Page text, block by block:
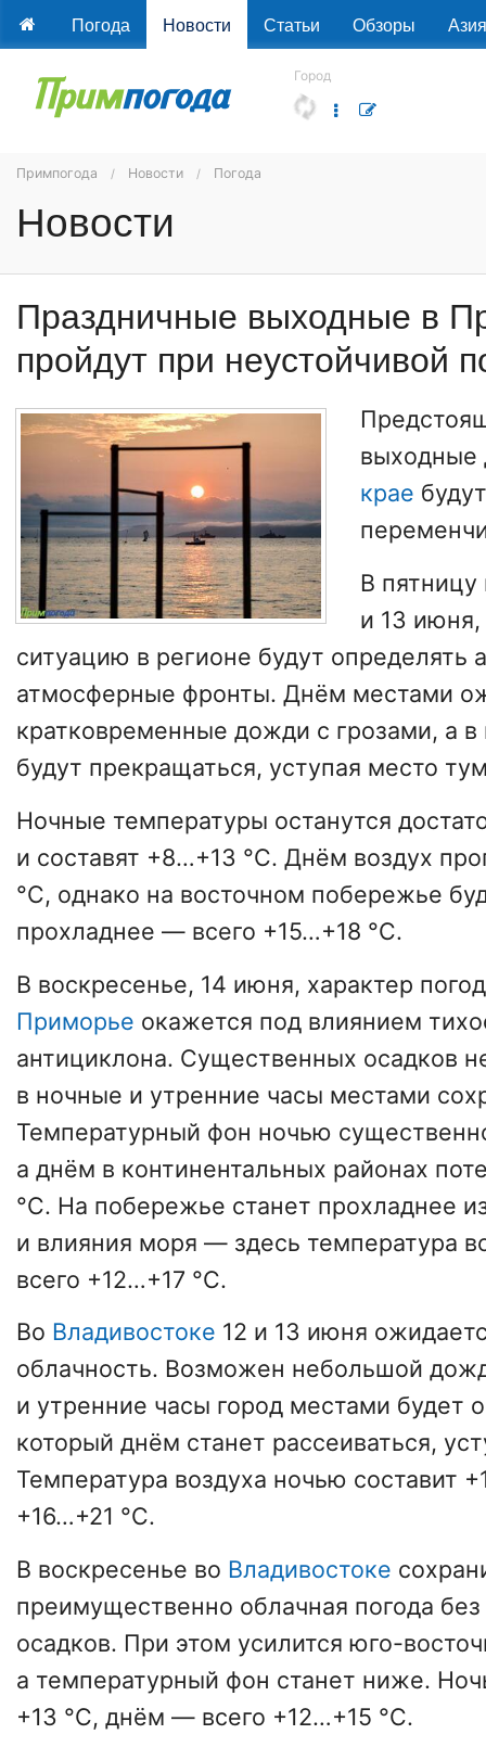
Погода Новости Статьи Обзоры Азия
Город
Примпогода Новости Погода
Новости
Праздничные выходные в
пройдут при неустойчивой
выходные
крае
В пятницу
и 13
ситуацию в регионе будут определять
атмосферные фронты. Днём местами
кратковременные дожди с грозами, а
будут прекращаться, уступая место
Ночные температуры останутся
и составят +8…+13 °C. Днём воздух
°C, однако на восточном побережье
прохладнее — всего +15…+18 °C.
В воскресенье, 14 июня, характер
Приморье окажется под влиянием
антициклона. Существенных осадков
в ночные и утренние часы местами
Температурный фон ночью
а днём в континентальных районах
°C. На побережье станет прохладнее
и влияния моря — здесь температура
всего +12…+17 °C.
Во Владивостоке 12 и 13 июня
облачность. Возможен небольшой
и утренние часы город местами будет
который днём станет рассеиваться,
Температура воздуха ночью составит
+16…+21 °C.
В воскресенье во Владивостоке
преимущественно облачная погода
осадков. При этом усилится юго-
а температурный фон станет ниже.
+13 °C, днём — всего +12…+15 °C.